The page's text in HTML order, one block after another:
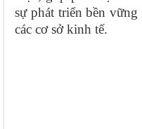
sự phát triển bền
các cơ sở kinh tế.